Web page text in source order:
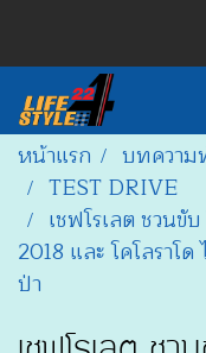
หน้าแรก บทควา
TEST DRIVE
เชฟโรเลต ชวนขั
2018 และ โคโลรา
ป่า